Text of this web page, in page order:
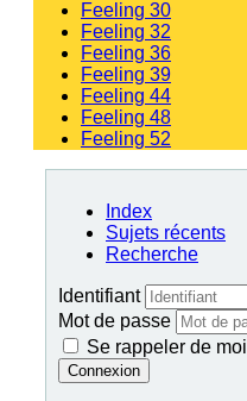
Feeling 30
Feeling 32
Feeling 36
Feeling 39
Feeling 44
Feeling 48
Feeling 52
Index
Sujets récents
Recherche
Identifiant
Mot de passe
Se rappeler de moi
Connexion